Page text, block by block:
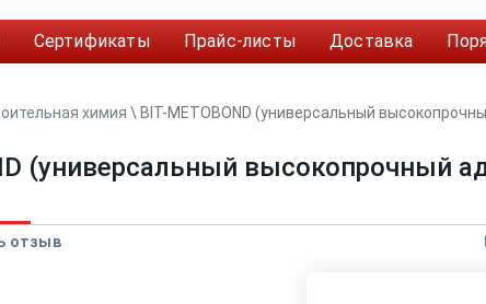
Сертификаты Прайс-листы Доставка
химия \ BIT-METOBOND (универсальный
(универсальный высокопрочный
отзыв